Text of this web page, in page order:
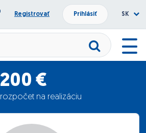
Registrovať Prihlásiť SK
200 €
rozpočet na realizáciu